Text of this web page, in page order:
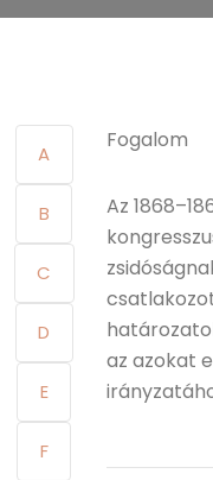
A
B
C
D
E
F
Fogalom
Az
az azokat